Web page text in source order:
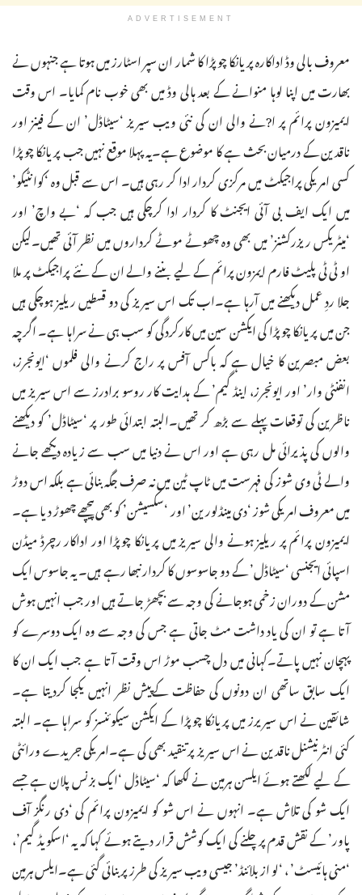
ADVERTISEMENT
معروف بالی وڈ اداکارہ پریانکا چوپڑا کا شمار ان سپر اسٹارز میں ہوتا ہے جنہوں نے
بھارت میں اپنا لوہا منوانے کے بعد ہالی وڈ میں بھی خوب نام کمایا۔ اس وقت
ایمیزون پرائم پر ا?نے والی ان کی نئی ویب سیریز ‘سیٹاڈل’ ان کے فینز اور
ناقدین کے درمیان بحث ہے کا موضوع ہے۔یہ پہلا موقع نہیں جب پریانکا چوپڑا
کسی امریکی پراجیکٹ میں مرکزی کردار ادا کر رہی ہیں۔ اس سے قبل وہ ‘کوانٹیکو’
میں ایک ایف بی آئی ایجنٹ کا کردار ادا کرچکی ہیں جب کہ ‘بے واچ’ اور
‘میٹریکس ریزرکشنز’ میں بھی وہ چھوٹے موٹے کرداروں میں نظر آئی تھیں۔لیکن
او ٹی ٹی پلیٹ فارم ایمزون پرائم کے لیے بننے والے ان کے نئے پراجیکٹ پر ملا
جلا ردِ عمل دیکھنے میں آرہا ہے۔اب تک اس سیریز کی دو قسطیں ریلیز ہوچکی ہیں
جن میں پریانکا چوپڑا کی ایکشن سین میں کارکردگی کو سب ہی نے سراہا ہے۔ اگرچہ
بعض مبصرین کا خیال ہے کہ باکس آفس پر راج کرنے والی فلموں ‘ایونجرز،
انفنٹی وار’ اور ایونجرز، اینڈ گیم’ کے ہدایت کار روسو برادرز سے اس سیریز میں
ناظرین کی توقعات پہلے سے بڑھ کر تھیں۔البتہ ابتدائی طور پر ‘سیٹاڈل’ کو دیکھنے
والوں کی پذیرائی مل رہی ہے اور اس نے دنیا میں سب سے زیادہ دیکھے جانے
والے ٹی وی شوز کی فہرست میں ٹاپ ٹین میں نہ صرف جگہ بنائی ہے بلکہ اس دوڑ
میں معروف امریکی شوز ‘دی مینڈلورین’ اور ‘سکسیشن’ کو بھی پیچھے چھوڑ دیا ہے۔
ایمیزون پرائم پر ریلیز ہونے والی سیریز میں پریانکا چوپڑا اور اداکار رچرڈ میڈن
اسپائی ایجنسی ‘سیٹاڈل’ کے دو جاسوسوں کا کردار نبھا رہے ہیں۔ یہ جاسوس ایک
مشن کے دوران زخمی ہوجانے کی وجہ سے بچھڑ جاتے ہیں اور جب انہیں ہوش
آتا ہے تو ان کی یاد داشت مٹ جاتی ہے جس کی وجہ سے وہ ایک دوسرے کو
پہچان نہیں پاتے۔کہانی میں دل چسب موڑ اس وقت آتا ہے جب ایک ان کا
ایک سابق ساتھی ان دونوں کی حفاظت کےپیش نظر انہیں یکجا کردیتا ہے۔
شائقین نے اس سیریرز میں پریانکا چوپڑا کے ایکشن سیکوئنسز کو سراہا ہے۔ البتہ
کئی انٹرنیشنل ناقدین نے اس سیریز پر تنقید بھی کی ہے۔امریکی جریدے ورائٹی
کے لیے لکھتے ہوئے ایلسن ہرمین نے لکھا کہ ‘سیٹاڈل ‘ایک بزنس پلان ہے جسے
ایک شو کی تلاش ہے۔ انہوں نے اس شو کو ایمیزون پرائم کی ‘دی رنگز آف
پاور’ کے نقش قدم پر چلنے کی ایک کوشش قرار دیتے ہوئے کہا کہ یہ ‘اسکویڈ گیم’،
‘منی ہائیسٹ’ ، ‘لو از بلائنڈ’ جیسی ویب سیریز کی طرز پر بنائی گئی ہے۔ایلس ہرمین